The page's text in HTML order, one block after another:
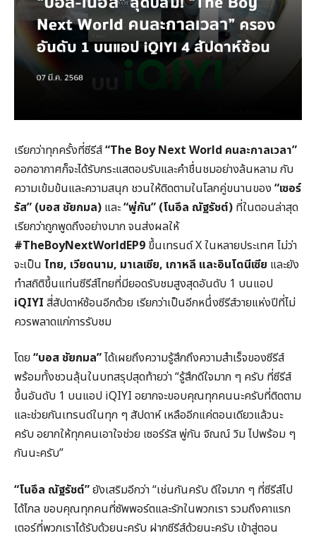
เรียกว่าทุกครั้งที่ซีรีส์“The Boy Next World คนละกาลเวลา”
ออกอากาศก็จะได้รับกระแสตอบรับและคำชื่นชมอย่างล้นหลาม กับ
ความเข้มข้นและความสนุก ชวนให้ติดตามในโลกคู่ขนานของ “เซอร์
รัส” (บอส ชัยกมล) และ“พู่กัน” (โนอึล ณัฐรัชต์) ที่ในตอนล่าสุด
เรียกว่าถูกพูดถึงอย่างมาก จนส่งผลให้
#TheBoyNextWorldEP9 ขึ้นเทรนด์ X ในหลายประเทศ ไม่ว่า
จะเป็น ไทย, เวียดนาม, มาเลเซีย, เกาหลี และอินโดนีเซีย และยัง
ทำสถิติขึ้นแท่นซีรีส์ไทยที่มียอดรับชมสูงสุดอันดับ 1 บนแอป
iQIYI สี่สัปดาห์ซ้อนอีกด้วย เรียกว่าเป็นอีกหนึ่งซีรีส์วายแห่งปีที่ไม่
ควรพลาดแก่การรับชม
โดย“บอส ชัยกมล”ได้เผยถึงความรู้สึกถึงความสำเร็จของซีรีส์
พร้อมทั้งชวนลุ้นในบทสรุปสุดท้ายว่า “รู้สึกดีใจมาก ๆ ครับ ที่ซีรีส์
ขึ้นอันดับ 1 บนแอป iQIYI อยากจะขอบคุณทุกคนนะครับที่ติดตาม
และช่วยกันเทรนด์ในทุก ๆ สัปดาห์ เหลืออีกแค่ตอนเดียวแล้วนะ
ครับ อยากให้ทุกคนเอาใจช่วย เซอร์รัส พู่กัน จิณณ์ วิม ไปพร้อม ๆ
กันนะครับ”
“โนอึล ณัฐรัชต์”ยังเสริมอีกว่า “เช่นกันครับ ดีใจมาก ๆ ที่ซีรีส์ไป
ได้ไกล ขอบคุณทุกคนที่ซัพพอร์ตและรักในพวกเรา รวมถึงคาแรก
เตอร์ที่พวกเราได้รับด้วยนะครับ ฝากซีรีส์ด้วยนะครับ เข้าสู่ตอน